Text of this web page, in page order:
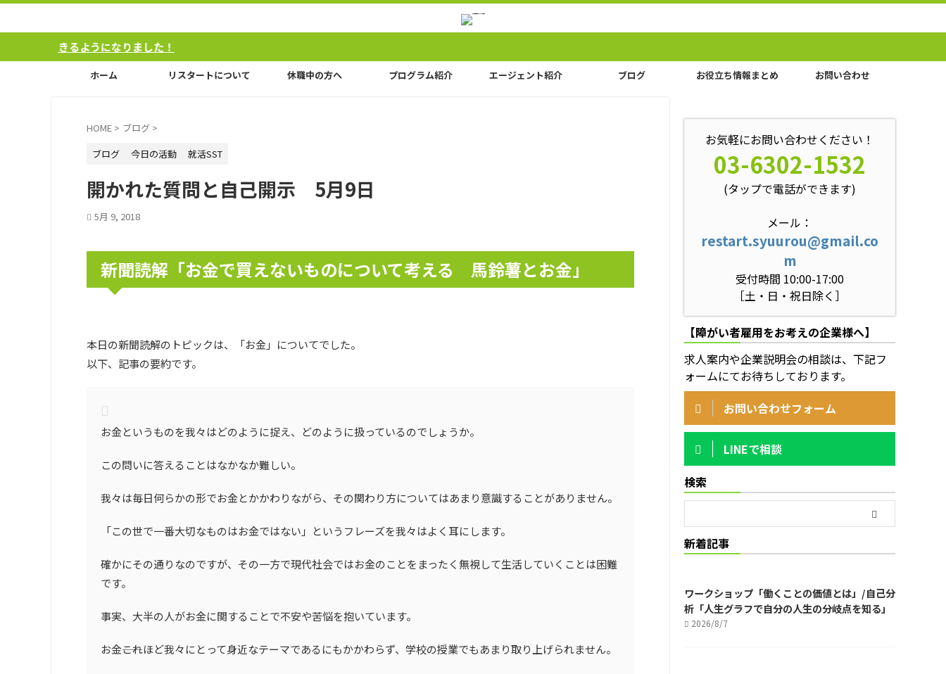
になりました！
ホーム リスタートについて 休職中の方へ プログラム紹介 エージェント紹介 ブログ お役立ち情報まとめ お問い合わせ
HOME > ブログ >
ブログ
今日の活動 就活SST
開かれた質問と自己開示 5月9日
5月 9, 2018
新聞読解「お金で買えないものについて考える 馬鈴薯とお金」
本日の新聞読解のトピックは、「お金」についてでした。
以下、記事の要約です。
お金というものを我々はどのように捉え、どのように扱っているのでしょうか。
この問いに答えることはなかなか難しい。
我々は毎日何らかの形でお金とかかわりながら、その関わり方についてはあまり意識することがありません。
「この世で一番大切なものはお金ではない」というフレーズを我々はよく耳にします。
確かにその通りなのですが、その一方で現代社会ではお金のことをまったく無視して生活していくことは困難
です。
事実、大半の人がお金に関することで不安や苦悩を抱いています。
お金――これほど我々にとって身近なテーマであるにもかかわらず、学校の授業でもあまり取り上げられません。
お気軽にお問い合わせください！
03-6302-1532
(タップで電話ができます)
メール：
restart.syuurou@gmail.co
m
受付時間 10:00-17:00
［土・日・祝日除く］
【障がい者雇用をお考えの企業様へ】
求人案内や企業説明会の相談は、下記フ
ォームにてお待ちしております。
お問い合わせフォーム
LINEで相談
検索
新着記事
ワークショップ「働くことの価値とは」/自己分
析「人生グラフで自分の人生の分岐点を知る」
2026/8/7